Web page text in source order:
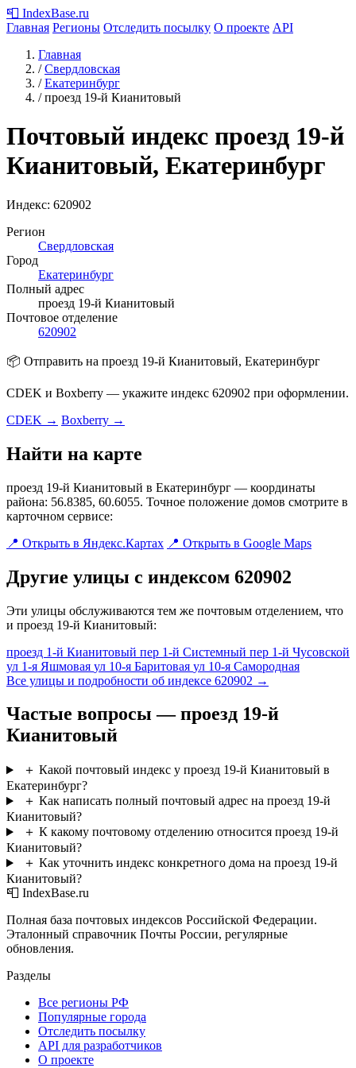
📮 IndexBase.ru
Главная Регионы Отследить посылку О проекте API
Главная
/ Свердловская
/ Екатеринбург
/ проезд 19-й Кианитовый
Почтовый индекс проезд 19-й
Кианитовый, Екатеринбург
Индекс: 620902
Регион
Свердловская
Город
Екатеринбург
Полный адрес
проезд 19-й Кианитовый
Почтовое отделение
620902
📦 Отправить на проезд 19-й Кианитовый, Екатеринбург
CDEK и Boxberry — укажите индекс 620902 при оформлении.
CDEK → Boxberry →
Найти на карте
проезд 19-й Кианитовый в Екатеринбург — координаты
района: 56.8385, 60.6055. Точное положение домов смотрите в
карточном сервисе:
📍 Открыть в Яндекс.Картах 📍 Открыть в Google Maps
Другие улицы с индексом 620902
Эти улицы обслуживаются тем же почтовым отделением, что
и проезд 19-й Кианитовый:
проезд 1-й Кианитовый пер 1-й Системный пер 1-й Чусовской
ул 1-я Яшмовая ул 10-я Баритовая ул 10-я Самородная
Все улицы и подробности об индексе 620902 →
Частые вопросы — проезд 19-й
Кианитовый
＋ Какой почтовый индекс у проезд 19-й Кианитовый в
Екатеринбург?
＋ Как написать полный почтовый адрес на проезд 19-й
Кианитовый?
＋ К какому почтовому отделению относится проезд 19-й
Кианитовый?
＋ Как уточнить индекс конкретного дома на проезд 19-й
Кианитовый?
📮 IndexBase.ru
Полная база почтовых индексов Российской Федерации.
Эталонный справочник Почты России, регулярные
обновления.
Разделы
Все регионы РФ
Популярные города
Отследить посылку
API для разработчиков
О проекте